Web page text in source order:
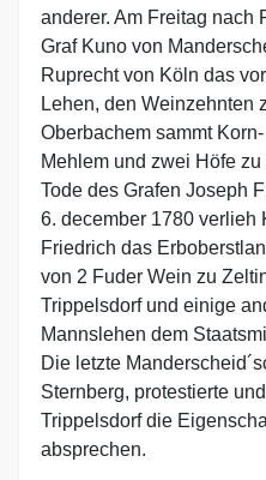
anderer. Am Freitag nach
Graf Kuno von
Ruprecht von Köln das
Lehen, den Weinzehnten
Oberbachem sammt
Mehlem und zwei Höfe
Tode des Grafen Joseph
6. december 1780 verlieh
Friedrich das
von 2 Fuder Wein zu
Trippelsdorf und einige
Mannslehen dem
Die letzte
Sternberg, protestierte
Trippelsdorf die
absprechen.